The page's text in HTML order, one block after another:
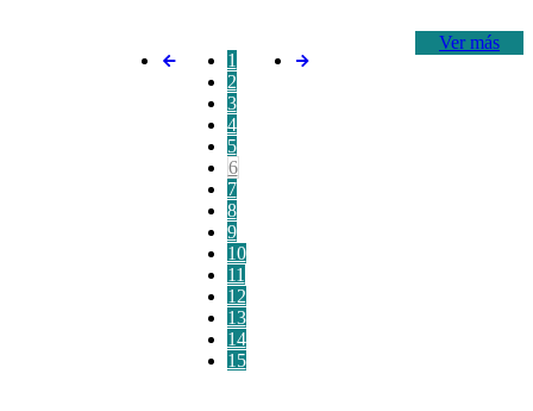
Ver más
1
2
3
4
5
6
7
8
9
10
11
12
13
14
15